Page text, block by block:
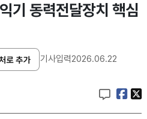
기 동력전달장치 핵심
기사입력2026.06.22